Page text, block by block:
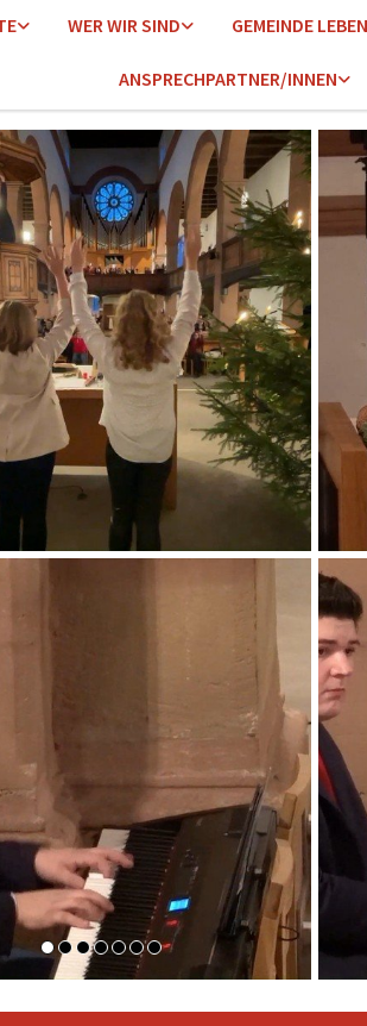
WER WIR SIND GEMEINDE LEBEN
ANSPRECHPARTNER/INNEN